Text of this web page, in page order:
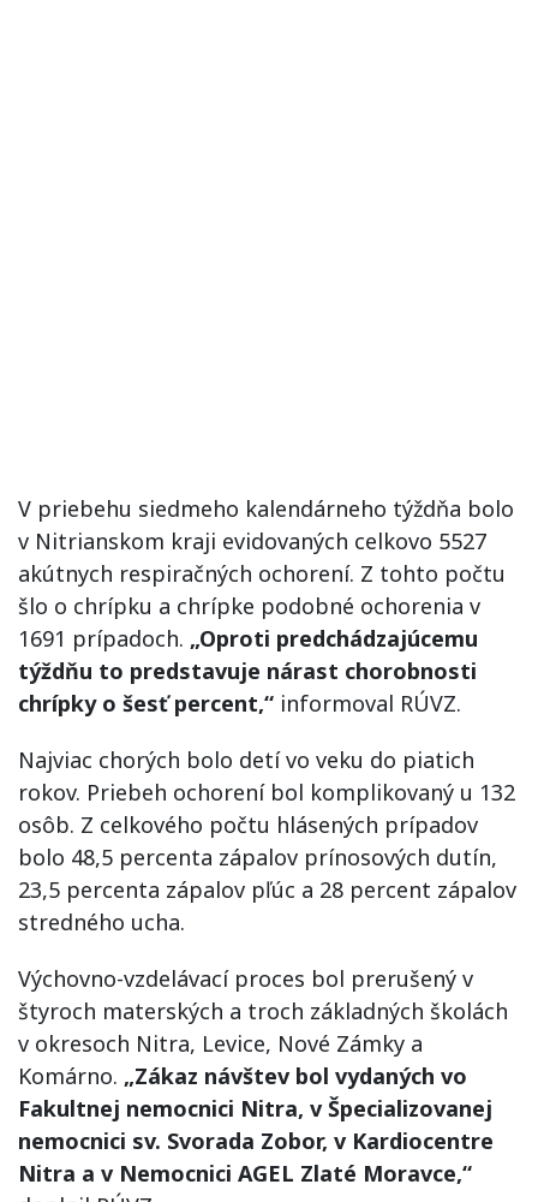
V priebehu siedmeho kalendárneho týždňa bolo
v Nitrianskom kraji evidovaných celkovo 5527
akútnych respiračných ochorení. Z tohto počtu
šlo o chrípku a chrípke podobné ochorenia v
1691 prípadoch. „Oproti predchádzajúcemu
týždňu to predstavuje nárast chorobnosti
chrípky o šesť percent,“ informoval RÚVZ.
Najviac chorých bolo detí vo veku do piatich
rokov. Priebeh ochorení bol komplikovaný u 132
osôb. Z celkového počtu hlásených prípadov
bolo 48,5 percenta zápalov prínosových dutín,
23,5 percenta zápalov pľúc a 28 percent zápalov
stredného ucha.
Výchovno-vzdelávací proces bol prerušený v
štyroch materských a troch základných školách
v okresoch Nitra, Levice, Nové Zámky a
Komárno. „Zákaz návštev bol vydaných vo
Fakultnej nemocnici Nitra, v Špecializovanej
nemocnici sv. Svorada Zobor, v Kardiocentre
Nitra a v Nemocnici AGEL Zlaté Moravce,“